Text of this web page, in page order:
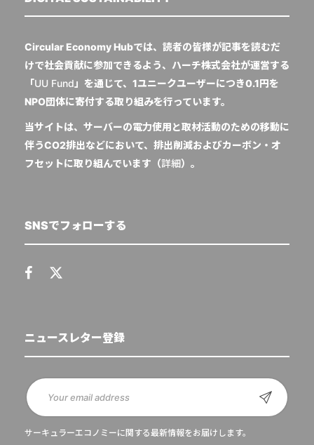
Circular Economy Hubでは、読者の皆様が記事を読むだ
けで社会貢献に参加できるよう、ハーチ株式会社が運営する
「UU Fund 」を通じて、1ユニークユーザーにつき0.1円を
NPO団体に寄付する取り組みを行っています。
当サイトは、サーバーの電力使用と取材活動のための移動に
伴うCO2排出などにおいて、排出削減およびカーボン・オ
フセットに取り組んでいます（詳細）。
SNSでフォローする
ニュースレター登録
サーキュラーエコノミーに関する最新情報をお届けします。